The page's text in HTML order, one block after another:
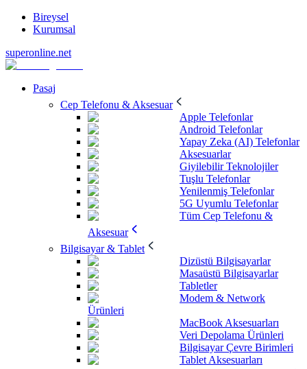
Bireysel
Kurumsal
superonline.net
Pasaj
Cep Telefonu & Aksesuar
Apple Telefonlar
Android Telefonlar
Yapay Zeka (AI) Telefonlar
Aksesuarlar
Giyilebilir Teknolojiler
Tuşlu Telefonlar
Yenilenmiş Telefonlar
5G Uyumlu Telefonlar
Tüm Cep Telefonu &
Aksesuar
Bilgisayar & Tablet
Dizüstü Bilgisayarlar
Masaüstü Bilgisayarlar
Tabletler
Modem & Network
Ürünleri
MacBook Aksesuarları
Veri Depolama Ürünleri
Bilgisayar Çevre Birimleri
Tablet Aksesuarları